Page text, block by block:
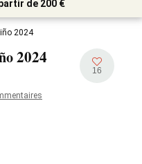
de 200 €
2024
2024
16